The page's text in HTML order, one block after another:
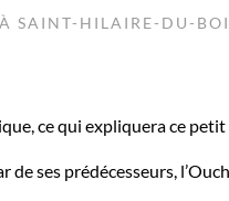
SAINT-HILAIRE-DU-
ce qui expliquera ce
de ses prédécesseurs,